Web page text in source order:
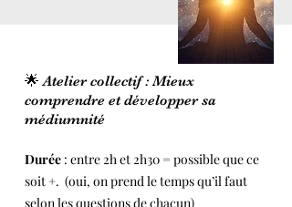
🌟 Atelier collectif : Mieux
comprendre et développer sa
médiumnité
Durée : entre 2h et 2h30 = possible que ce
soit +. (oui, on prend le temps qu’il faut
selon les questions de chacun)